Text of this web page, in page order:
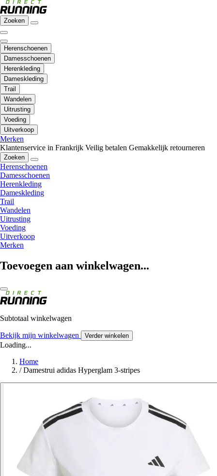
Zoeken
Herenschoenen
Damesschoenen
Herenkleding
Dameskleding
Trail
Wandelen
Uitrusting
Voeding
Uitverkoop
Merken
Klantenservice in Frankrijk Veilig betalen Gemakkelijk retourneren
Zoeken
Herenschoenen
Damesschoenen
Herenkleding
Dameskleding
Trail
Wandelen
Uitrusting
Voeding
Uitverkoop
Merken
Toevoegen aan winkelwagen...
Subtotaal winkelwagen
Bekijk mijn winkelwagen Verder winkelen
Loading...
Home
/ Damestrui adidas Hyperglam 3-stripes